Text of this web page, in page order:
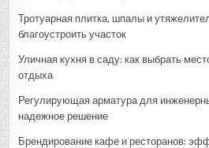
Тротуарная плитка, шпалы и
благоустроить участок
Уличная кухня в саду: как выбрать
отдыха
Регулирующая арматура для
надежное решение
Брендирование кафе и ресторанов: